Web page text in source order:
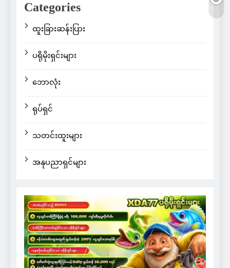
Categories
ထူးခြားဆန်းပြား
ပရိုမိုးရှင်းများ
ဘောလုံး
ရုပ်ရှင်
သတင်းထူးများ
အနုပညာရှင်များ